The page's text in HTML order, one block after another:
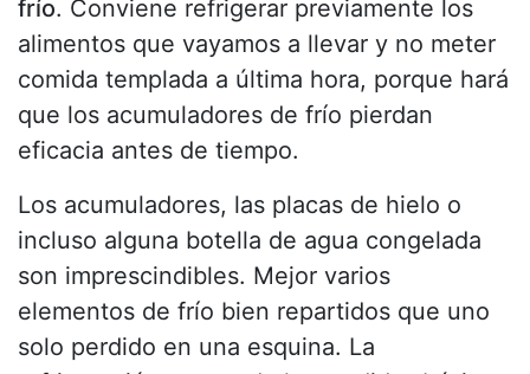
frío. Conviene refrigerar previamente los
alimentos que vayamos a llevar y no meter
comida templada a última hora, porque hará
que los acumuladores de frío pierdan
eficacia antes de tiempo.
Los acumuladores, las placas de hielo o
incluso alguna botella de agua congelada
son imprescindibles. Mejor varios
elementos de frío bien repartidos que uno
solo perdido en una esquina. La